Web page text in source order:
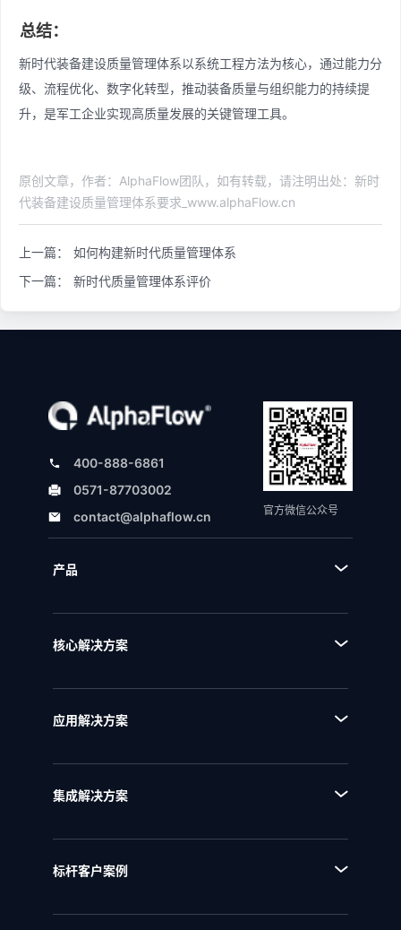
总结：
新时代装备建设质量管理体系以系统工程方法为核心，通过能力分
级、流程优化、数字化转型，推动装备质量与组织能力的持续提
升，是军工企业实现高质量发展的关键管理工具。
原创文章，作者：AlphaFlow团队，如有转载，请注明出处：新时
代装备建设质量管理体系要求_www.alphaFlow.cn
上一篇：
如何构建新时代质量管理体系
下一篇：
新时代质量管理体系评价
400-888-6861
0571-87703002
contact@alphaflow.cn
官方微信公众号
产品
■ BPI流程挖掘分析平台
■ BPE流程引擎
核心解决方案
■ 流程资产管理
■ 流程运行和自动化
应用解决方案
■ IPD研发项目管理
■ RSM法规标准管理
集成解决方案
■ SAP流程集成
■ 金蝶流程集成
标杆客户案例